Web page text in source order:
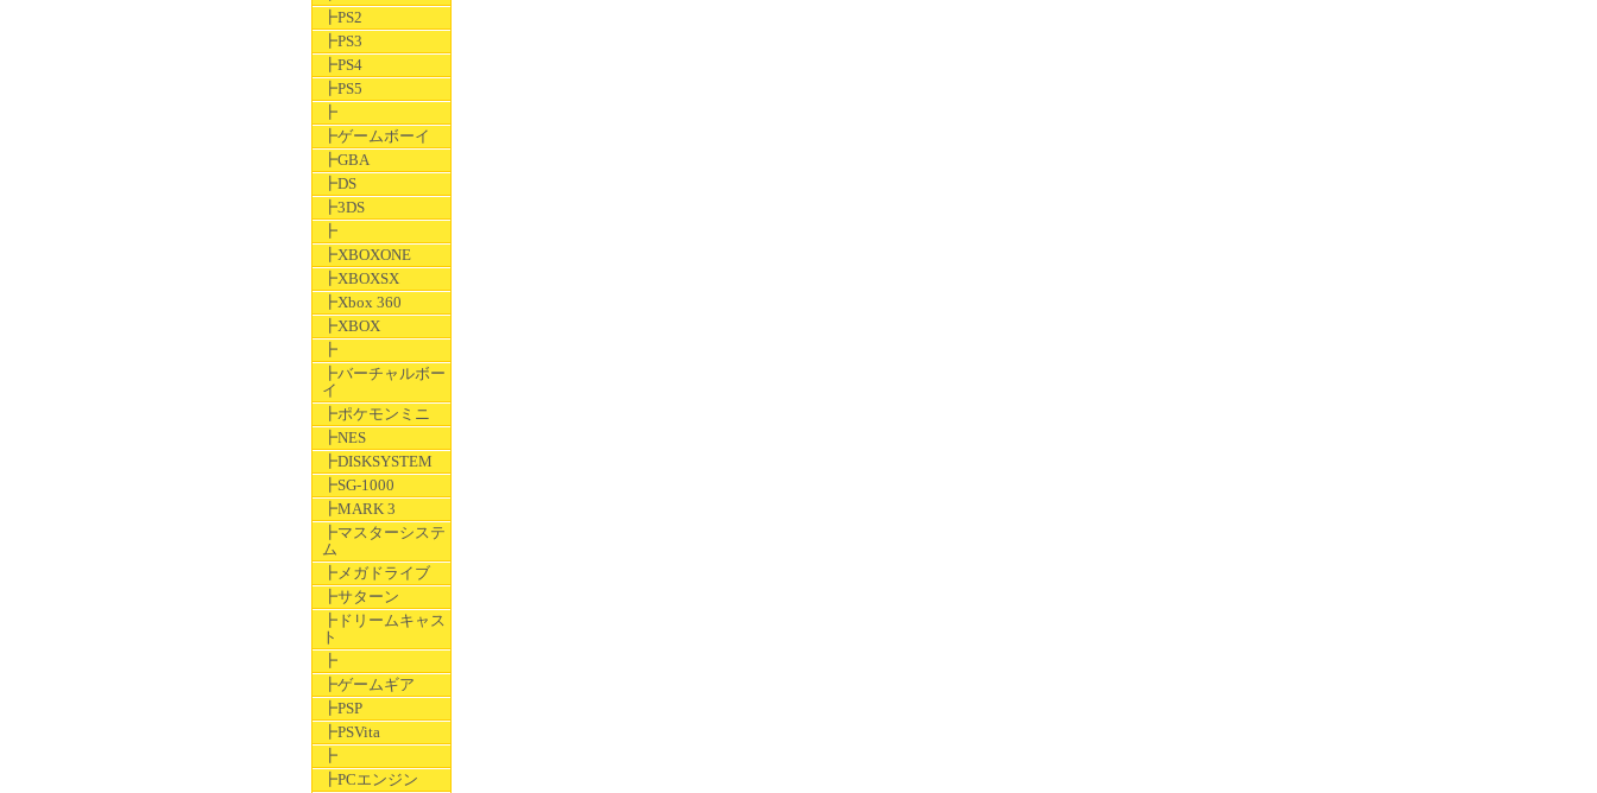
┣PS2
┣PS3
┣PS4
┣PS5
┣
┣ゲームボーイ
┣GBA
┣DS
┣3DS
┣
┣XBOXONE
┣XBOXSX
┣Xbox 360
┣XBOX
┣
┣バーチャルボー
イ
┣ポケモンミニ
┣NES
┣DISKSYSTEM
┣SG-1000
┣MARK 3
┣マスターシステ
ム
┣メガドライブ
┣サターン
┣ドリームキャス
ト
┣
┣ゲームギア
┣PSP
┣PSVita
┣
┣PCエンジン